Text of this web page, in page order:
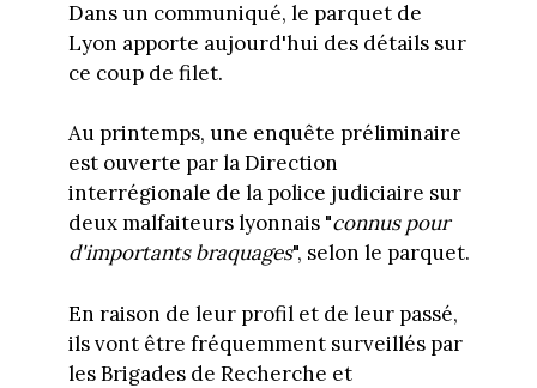
Dans un communiqué, le parquet de
Lyon apporte aujourd'hui des détails sur
ce coup de filet.
Au printemps, une enquête préliminaire
est ouverte par la Direction
interrégionale de la police judiciaire sur
deux malfaiteurs lyonnais "connus pour
d'importants braquages", selon le parquet.
En raison de leur profil et de leur passé,
ils vont être fréquemment surveillés par
les Brigades de Recherche et